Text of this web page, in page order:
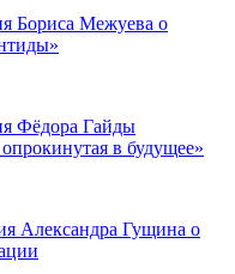
Бориса Межуева о
Фёдора Гайды
в будущее»
Александра Гущина о